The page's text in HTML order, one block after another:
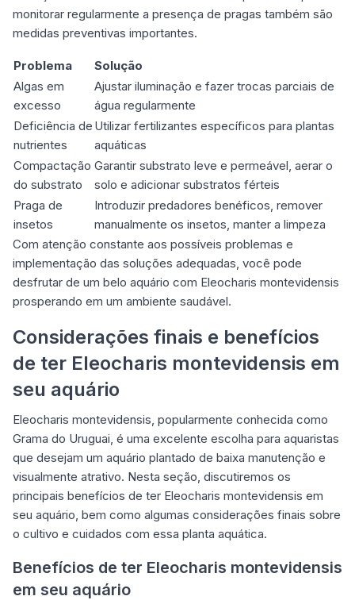
monitorar regularmente a presença de pragas também são
medidas preventivas importantes.
Problema
Solução
Algas em
excesso
Ajustar iluminação e fazer trocas parciais de
água regularmente
Deficiência de
nutrientes
Utilizar fertilizantes específicos para plantas
aquáticas
Compactação
do substrato
Garantir substrato leve e permeável, aerar o
solo e adicionar substratos férteis
Praga de
insetos
Introduzir predadores benéficos, remover
manualmente os insetos, manter a limpeza
Com atenção constante aos possíveis problemas e
implementação das soluções adequadas, você pode
desfrutar de um belo aquário com Eleocharis montevidensis
prosperando em um ambiente saudável.
Considerações finais e benefícios
de ter Eleocharis montevidensis em
seu aquário
Eleocharis montevidensis, popularmente conhecida como
Grama do Uruguai, é uma excelente escolha para aquaristas
que desejam um aquário plantado de baixa manutenção e
visualmente atrativo. Nesta seção, discutiremos os
principais benefícios de ter Eleocharis montevidensis em
seu aquário, bem como algumas considerações finais sobre
o cultivo e cuidados com essa planta aquática.
Benefícios de ter Eleocharis montevidensis
em seu aquário